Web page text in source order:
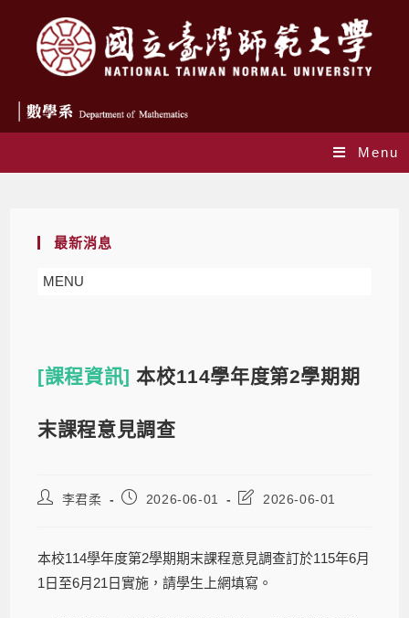
Menu
最新消息
MENU
[課程資訊]本校114學年度第2學期期
末課程意見調查
李君柔 2026-06-01 2026-06-01
本校114學年度第2學期期末課程意見調查訂於115年6月
1日至6月21日實施，請學生上網填寫。